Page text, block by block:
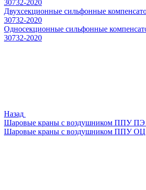
30732-2020
Двухсекционные сильфонные
30732-2020
Односекционные сильфонные
30732-2020
Назад
Шаровые краны с воздушником ППУ ПЭ
Шаровые краны с воздушником ППУ